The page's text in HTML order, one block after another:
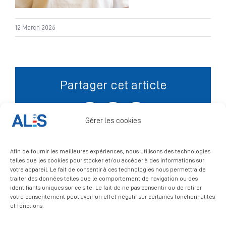
Gérer les cookies
Afin de fournir les meilleures expériences, nous utilisons des technologies
telles que les cookies pour stocker et/ou accéder à des informations sur
votre appareil. Le fait de consentir à ces technologies nous permettra de
traiter des données telles que le comportement de navigation ou des
identifiants uniques sur ce site. Le fait de ne pas consentir ou de retirer
votre consentement peut avoir un effet négatif sur certaines fonctionnalités
et fonctions.
Signalement
12 March 2026
Partager cet article